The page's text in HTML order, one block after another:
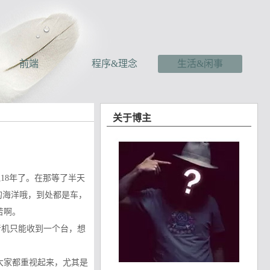
前端 程序&理念 生活&闲事
年了。在那等了半天
洋哦，到处都是车，
。
只能收到一个台，想
都重视起来，尤其是
关于博主